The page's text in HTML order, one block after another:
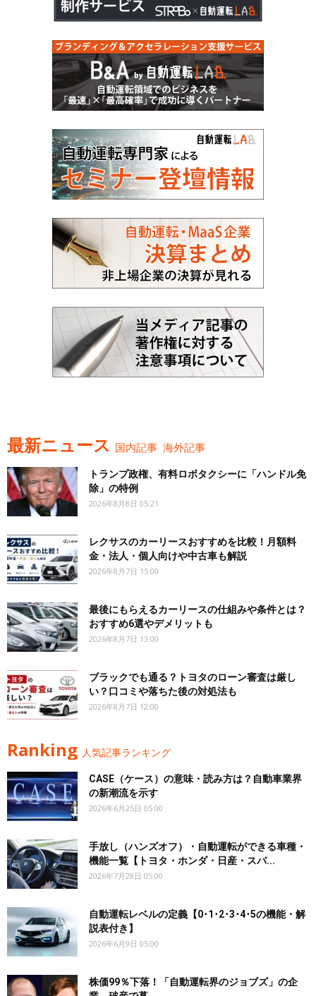
最新ニュース 国内記事 海外記事
トランプ政権、有料ロボタクシーに「ハンドル免
除」の特例
2026年8月8日 05:21
レクサスのカーリースおすすめを比較！月額料
金・法人・個人向けや中古車も解説
2026年8月7日 15:00
最後にもらえるカーリースの仕組みや条件とは？
おすすめ6選やデメリットも
2026年8月7日 13:00
ブラックでも通る？トヨタのローン審査は厳し
い？口コミや落ちた後の対処法も
2026年8月7日 12:00
Ranking 人気記事ランキング
CASE（ケース）の意味・読み方は？自動車業界
の新潮流を示す
2026年6月25日 05:00
手放し（ハンズオフ）・自動運転ができる車種・
機能一覧【トヨタ・ホンダ・日産・スバ...
2026年7月28日 05:00
自動運転レベルの定義【0･1･2･3･4･5の機能・解
説表付き】
2026年6月9日 05:00
株価99％下落！「自動運転界のジョブズ」の企